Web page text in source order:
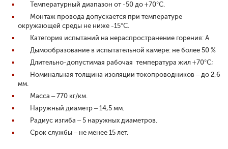
Температурный диапазон от -50 до +70°С.
Монтаж провода допускается при температуре
окружающей среды не ниже -15°С.
Категория испытаний на нераспространение горения: А
Дымообразование в испытательной камере: не более 50 %
Длительно-допустимая рабочая температура жил +70°С;
Номинальная толщина изоляции токопроводников – до 2,6
мм.
Масса – 770 кг/км.
Наружный диаметр – 14,5 мм.
Радиус изгиба – 5 наружных диаметров.
Срок службы – не менее 15 лет.